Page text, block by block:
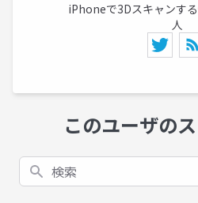
iPhoneで3Dスキャンす
人
このユーザの
検索